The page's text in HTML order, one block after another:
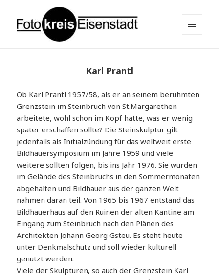
Karl Prantl
Ob Karl Prantl 1957/58, als er an seinem berühmten
Grenzstein im Steinbruch von St.Margarethen
arbeitete, wohl schon im Kopf hatte, was er wenig
später erschaffen sollte? Die Steinskulptur gilt
jedenfalls als Initialzündung für das weltweit erste
Bildhauersymposium im Jahre 1959 und viele
weitere sollten folgen, bis ins Jahr 1976. Sie wurden
im Gelände des Steinbruchs in den Sommermonaten
abgehalten und Bildhauer aus der ganzen Welt
nahmen daran teil. Von 1965 bis 1967 entstand das
Bildhauerhaus auf den Ruinen der alten Kantine am
Eingang zum Steinbruch nach den Plänen des
Architekten Johann Georg Gsteu. Es steht heute
unter Denkmalschutz und soll wieder kulturell
genützt werden.
Viele der Skulpturen, so auch der Grenzstein Karl